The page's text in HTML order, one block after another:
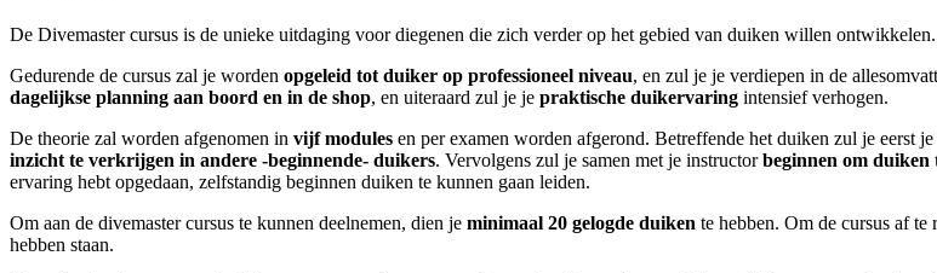
De Divemaster cursus is de unieke uitdaging voor diegenen die zich verder op het gebied van duiken willen ontwikkelen.
Gedurende de cursus zal je worden opgeleid tot duiker op professioneel niveau, en zul je je verdiepen in de
dagelijkse planning aan boord en in de shop, en uiteraard zul je je praktische duikervaring intensief verhogen.
De theorie zal worden afgenomen in vijf modules en per examen worden afgerond. Betreffende het duiken zul je eerst
inzicht te verkrijgen in andere -beginnende- duikers. Vervolgens zul je samen met je instructorbeginnen om duiken
ervaring hebt opgedaan, zelfstandig beginnen duiken te kunnen gaan leiden.
Om aan de divemaster cursus te kunnen deelnemen, dien je minimaal 20 gelogde duiken te hebben. Om de cursus af
hebben staan.